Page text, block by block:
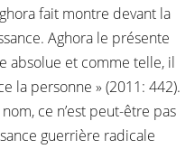
fait montre devant la
Aghora le présente
absolue et comme telle, il
la personne » (2011: 442).
nom, ce n’est peut-être pas
guerrière radicale